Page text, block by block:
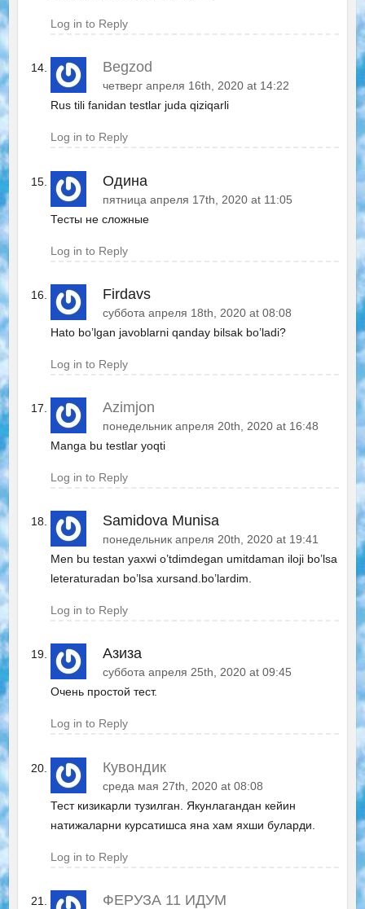
Log in to Reply
Begzod
четверг апреля 16th, 2020 at 14:22
Rus tili fanidan testlar juda qiziqarli
Log in to Reply
Одина
пятница апреля 17th, 2020 at 11:05
Тесты не сложные
Log in to Reply
Firdavs
суббота апреля 18th, 2020 at 08:08
Hato bo’lgan javoblarni qanday bilsak bo’ladi?
Log in to Reply
Azimjon
понедельник апреля 20th, 2020 at 16:48
Manga bu testlar yoqti
Log in to Reply
Samidova Munisa
понедельник апреля 20th, 2020 at 19:41
Men bu testan yaxwi o’tdimdegan umitdaman iloji bo’lsa
leteraturadan bo’lsa xursand.bo’lardim.
Log in to Reply
Азиза
суббота апреля 25th, 2020 at 09:45
Очень простой тест.
Log in to Reply
Кувондик
среда мая 27th, 2020 at 08:08
Тест кизикарли тузилган. Якунлагандан кейин
натижаларни курсатишса яна хам яхши буларди.
Log in to Reply
ФЕРУЗА 11 ИДУМ